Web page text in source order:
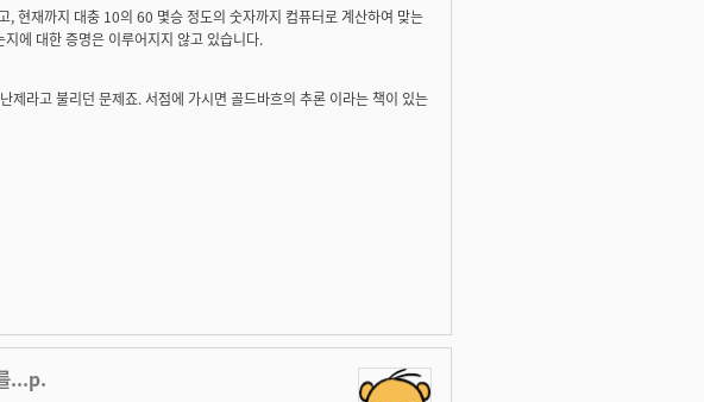
현재까지 대충 10의 60 몇승 정도의 숫자까지 컴퓨터로 계산하여 맞는
에 대한 증명은 이루어지지 않고 있습니다.
라고 불리던 문제죠. 서점에 가시면 골드바흐의 추론 이라는 책이 있는
...p.